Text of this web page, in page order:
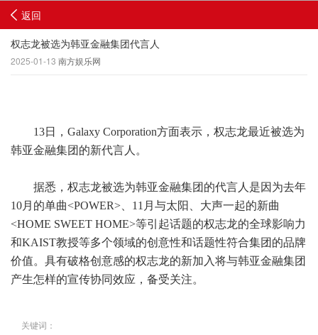
返回
权志龙被选为韩亚金融集团代言人
2025-01-13 南方娱乐网
13日，Galaxy Corporation方面表示，权志龙最近被选为
韩亚金融集团的新代言人。
据悉，权志龙被选为韩亚金融集团的代言人是因为去年
10月的单曲<POWER>、11月与太阳、大声一起的新曲
<HOME SWEET HOME>等引起话题的权志龙的全球影响力
和KAIST教授等多个领域的创意性和话题性符合集团的品牌
价值。具有破格创意感的权志龙的新加入将与韩亚金融集团
产生怎样的宣传协同效应，备受关注。
关键词：